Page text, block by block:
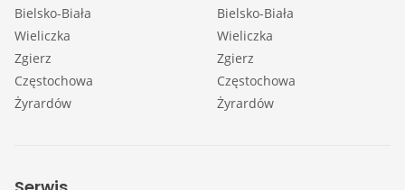
Bielsko-Biała
Wieliczka
Zgierz
Częstochowa
Żyrardów
Bielsko-Biała
Wieliczka
Zgierz
Częstochowa
Żyrardów